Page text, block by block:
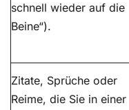
schnell wieder auf die
Beine“).
Zitate, Sprüche oder
Reime, die Sie in einer